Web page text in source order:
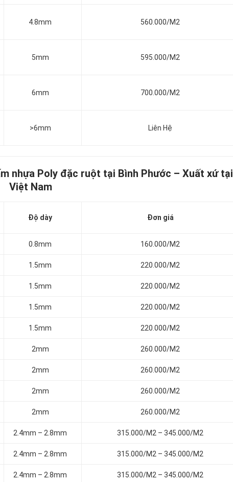
4.8mm 560.000/M2
5mm 595.000/M2
6mm 700.000/M2
>6mm Liên Hệ
nhựa Poly đặc ruột tại Bình Phước – Xuất xứ tại
Việt Nam
Độ dày Đơn giá
0.8mm 160.000/M2
1.5mm 220.000/M2
1.5mm 220.000/M2
1.5mm 220.000/M2
1.5mm 220.000/M2
2mm 260.000/M2
2mm 260.000/M2
2mm 260.000/M2
2mm 260.000/M2
2.4mm – 2.8mm 315.000/M2 – 345.000/M2
2.4mm – 2.8mm 315.000/M2 – 345.000/M2
2.4mm – 2.8mm 315.000/M2 – 345.000/M2